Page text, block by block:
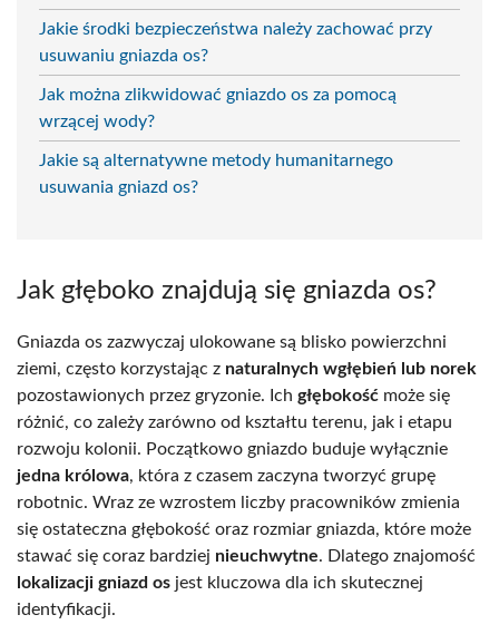
Jakie środki bezpieczeństwa należy zachować przy
usuwaniu gniazda os?
Jak można zlikwidować gniazdo os za pomocą
wrzącej wody?
Jakie są alternatywne metody humanitarnego
usuwania gniazd os?
Jak głęboko znajdują się gniazda os?
Gniazda os zazwyczaj ulokowane są blisko powierzchni
ziemi, często korzystając z naturalnych wgłębień lub norek
pozostawionych przez gryzonie. Ich głębokość może się
różnić, co zależy zarówno od kształtu terenu, jak i etapu
rozwoju kolonii. Początkowo gniazdo buduje wyłącznie
jedna królowa, która z czasem zaczyna tworzyć grupę
robotnic. Wraz ze wzrostem liczby pracowników zmienia
się ostateczna głębokość oraz rozmiar gniazda, które może
stawać się coraz bardziej nieuchwytne. Dlatego znajomość
lokalizacji gniazd os jest kluczowa dla ich skutecznej
identyfikacji.